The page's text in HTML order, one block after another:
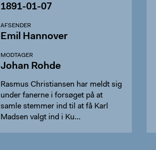
1891-01-07
AFSENDER
Emil Hannover
MODTAGER
Johan Rohde
Rasmus Christiansen har meldt sig
under fanerne i forsøget på at
samle stemmer ind til at få Karl
Madsen valgt ind i Ku…